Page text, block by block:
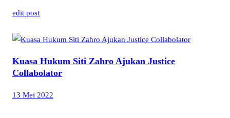
edit post
Kuasa Hukum Siti Zahro Ajukan Justice
Collabolator
13 Mei 2022